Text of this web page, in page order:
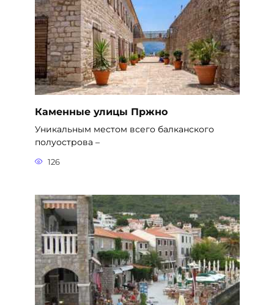
Каменные улицы Пржно
Уникальным местом всего балканского
полуострова –
126